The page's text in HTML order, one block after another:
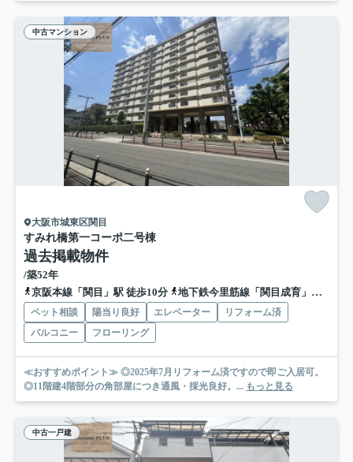
中古マンション
大阪市城東区関目
すみれ橋第一コーポ二号棟
過去掲載物件
/築52年
京阪本線「関目」駅 徒歩10分
地下鉄今里筋線「関目成育」駅 徒歩10分
ペット相談 陽当り良好 エレベーター
リフォーム済
バルコニー
フローリング
≪おすすめポイント≫ ◎2025年7月リフォーム済ですので即ご入居可。
◎11階建4階部分の角部屋につき通風・採光良好。... もっと見る
中古一戸建